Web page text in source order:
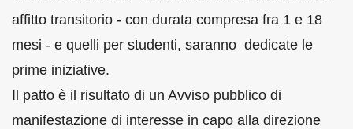
affitto transitorio - con durata compresa fra 1 e 18
mesi - e quelli per studenti, saranno dedicate le
prime iniziative.
Il patto è il risultato di un Avviso pubblico di
manifestazione di interesse in capo alla direzione